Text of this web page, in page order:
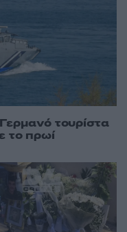
τουρίστα
το πρωί